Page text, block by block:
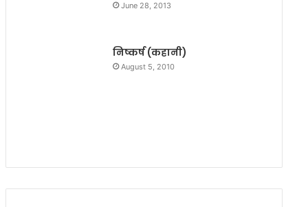
June 28, 2013
निष्कर्ष (कहानी)
August 5, 2010